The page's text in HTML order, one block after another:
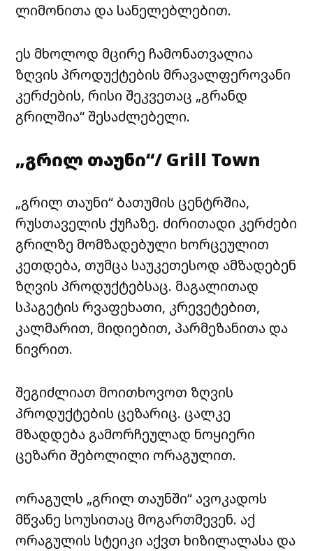
ლიმონითა და სანელებლებით.
ეს მხოლოდ მცირე ჩამონათვალია
ზღვის პროდუქტების მრავალფეროვანი
კერძების, რისი შეკვეთაც „გრანდ
გრილშია“ შესაძლებელი.
„გრილ თაუნი“/ Grill Town
„გრილ თაუნი“ ბათუმის ცენტრშია,
რუსთაველის ქუჩაზე. ძირითადი კერძები
გრილზე მომზადებული ხორცეულით
კეთდება, თუმცა საუკეთესოდ ამზადებენ
ზღვის პროდუქტებსაც. მაგალითად
სპაგეტის რვაფეხათი, კრევეტებით,
კალმარით, მიდიებით, პარმეზანითა და
ნივრით.
შეგიძლიათ მოითხოვოთ ზღვის
პროდუქტების ცეზარიც. ცალკე
მზადდება გამორჩეულად ნოყიერი
ცეზარი შებოლილი ორაგულით.
ორაგულს „გრილ თაუნში“ ავოკადოს
მწვანე სოუსითაც მოგართმევენ. აქ
ორაგულის სტეიკი აქვთ ხიზილალასა და